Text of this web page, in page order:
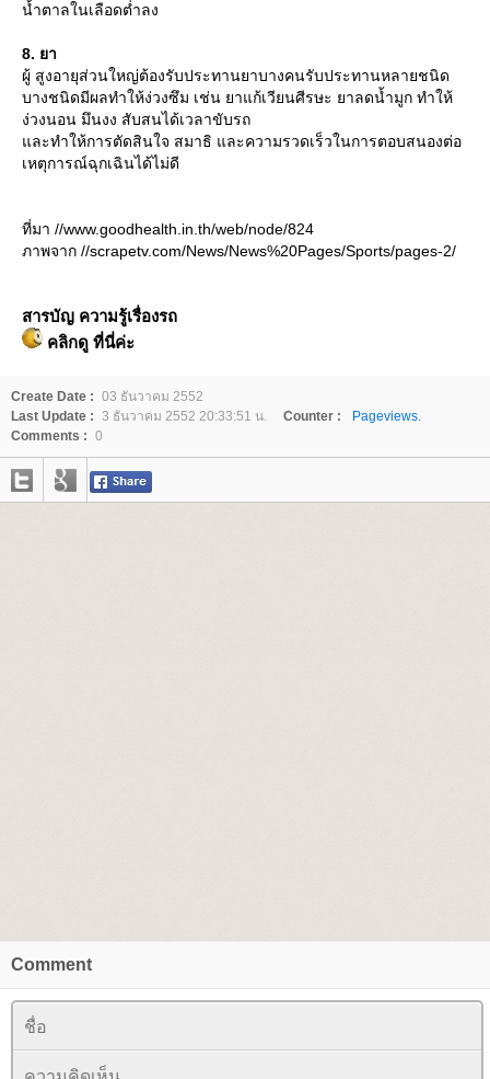
น้ำตาลในเลือดต่ำลง
8. ยา
ผู้ สูงอายุส่วนใหญ่ต้องรับประทานยาบางคนรับประทานหลายชนิด
บางชนิดมีผลทำให้ง่วงซึม เช่น ยาแก้เวียนศีรษะ ยาลดน้ำมูก ทำให้
ง่วงนอน มึนงง สับสนได้เวลาขับรถ
ละทำให้การตัดสินใจ สมาธิ และความรวดเร็วในการตอบสนองต่อ
เหตุการณ์ฉุกเฉินได้ไม่ดี
ที่มา //www.goodhealth.in.th/web/node/824
ภาพจาก //scrapetv.com/News/News%20Pages/Sports/pages-2/
สารบัญ ความรู้เรื่องรถ
คลิกดู ที่นี่ค่ะ
Create Date : 03 ธันวาคม 2552
Last Update : 3 ธันวาคม 2552 20:33:51 น. Counter :
Pageviews.
Comments : 0
Comment